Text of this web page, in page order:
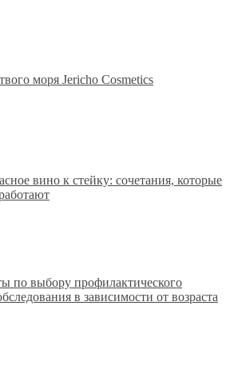
моря Jericho Cosmetics
вино к стейку: сочетания, которые
по выбору профилактического
в зависимости от возраста